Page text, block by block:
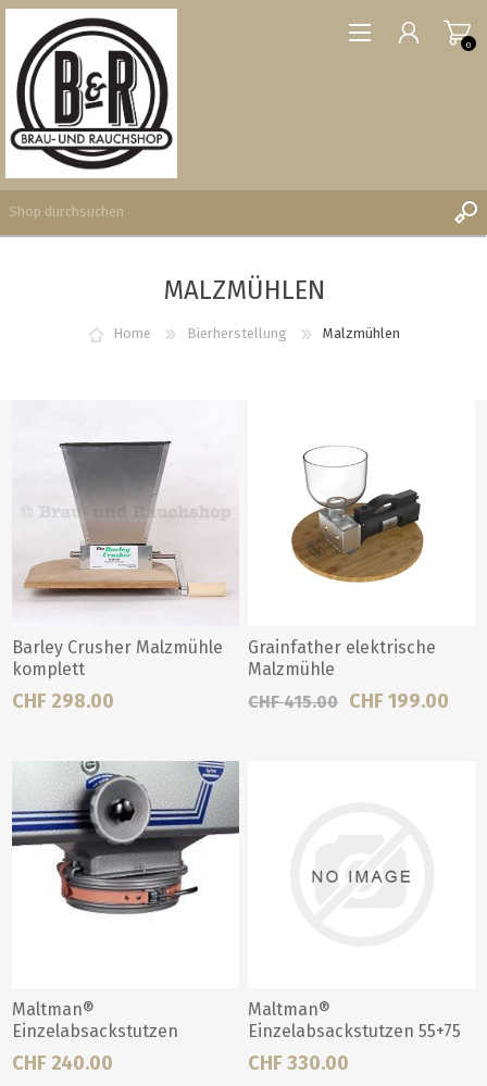
ANMELDEN
0
MALZMÜHLEN
Home Bierherstellung Malzmühlen
Barley Crusher Malzmühle
komplett
CHF 298.00
Grainfather elektrische
Malzmühle
CHF 415.00 CHF 199.00
Maltman®
Einzelabsackstutzen
110+150
CHF 240.00
Maltman®
Einzelabsackstutzen 55+75
CHF 330.00